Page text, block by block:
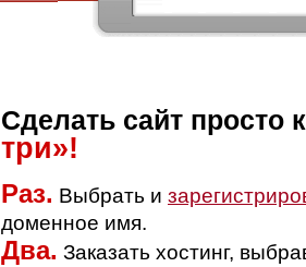
Сделать сайт просто
три»!
Раз. Выбрать и
доменное имя.
Два. Заказать хостинг,